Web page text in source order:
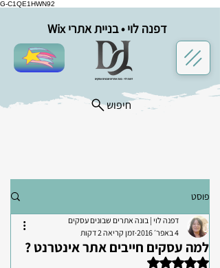
G-C1QE1HWN92
דפנה לוי • בניית אתרי Wix
חיפוש
במיוחד בשבילך
פוסט
למה עסקים חייבים אתר אינטרנט ?
דפנה לוי | בונה אתרים שבונים עסקים
4 באפר׳ 2016
זמן קריאה 2 דקות
דירוג של NaN מתוך 5 כוכבים